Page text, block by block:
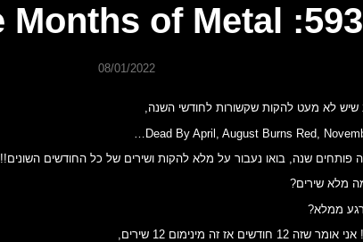
593: Twelve Months of Metal
08/01/2022
שיש לא מעט להקות שקשורות לחודשי השנה,
Dead By April, August Burns Red,
פותחים שנה, בואו נעבור על מלא להקות ושירים של כל החודשים השונים!!
מלא שירים?
ממלא?
חודשים אז זה מינימום 12 שירים,